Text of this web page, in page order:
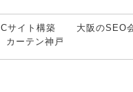
サイト構築
大阪のSEO
カーテン神戸